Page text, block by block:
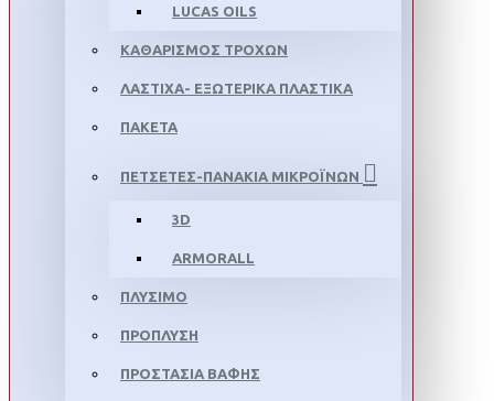
LUCAS OILS
ΚΑΘΑΡΙΣΜΟΣ ΤΡΟΧΩΝ
ΛΑΣΤΙΧΑ- ΕΞΩΤΕΡΙΚΑ ΠΛΑΣΤΙΚΑ
ΠΑΚΕΤΑ
ΠΕΤΣΕΤΕΣ-ΠΑΝΑΚΙΑ ΜΙΚΡΟΪΝΩΝ
3D
ARMORALL
ΠΛΥΣΙΜΟ
ΠΡΟΠΛΥΣΗ
ΠΡΟΣΤΑΣΙΑ ΒΑΦΗΣ